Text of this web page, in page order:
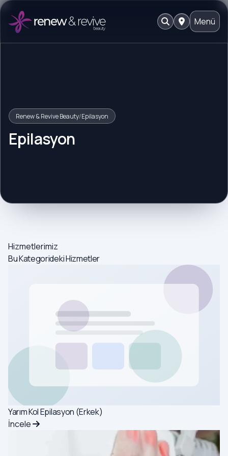
Menü
Renew & Revive Beauty/Epilasyon
Epilasyon
Hizmetlerimiz
Bu Kategorideki Hizmetler
Yarım Kol Epilasyon (Erkek)
İncele